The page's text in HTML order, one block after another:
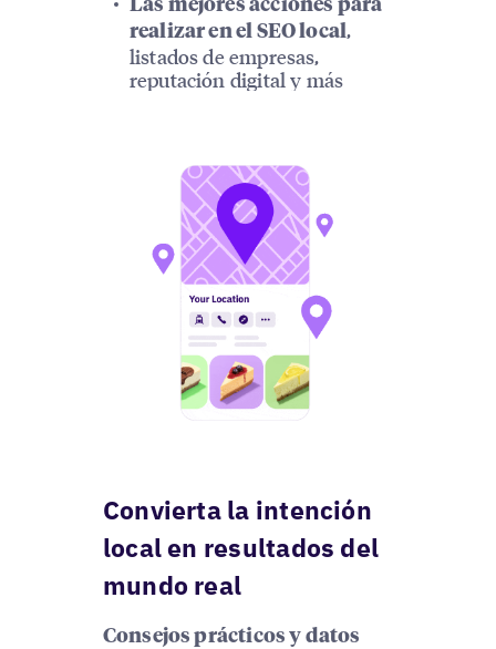
Las mejores acciones para
realizar en el SEO local,
listados de empresas,
reputación digital y más
Convierta la intención
local en resultados del
mundo real
Consejos prácticos y datos